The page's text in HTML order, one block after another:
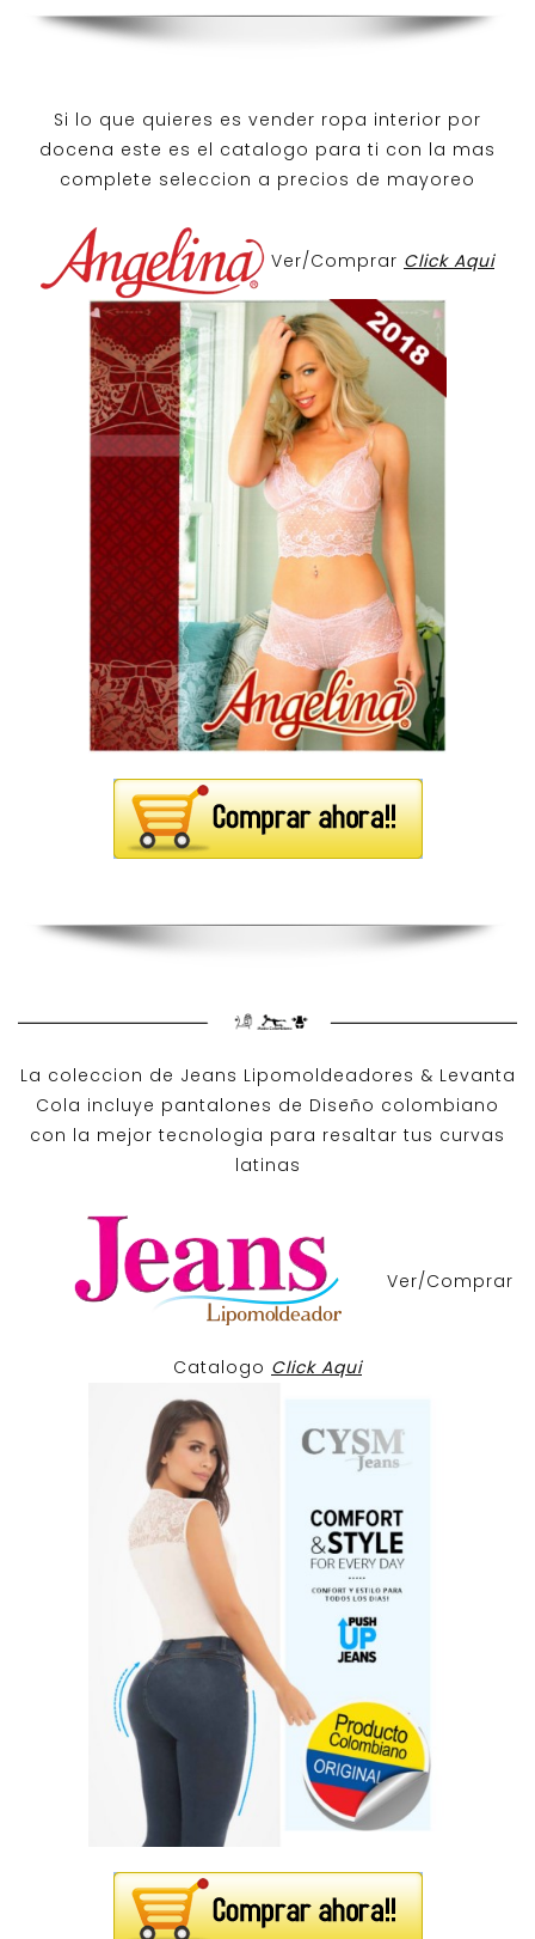
Si lo que quieres es vender ropa interior por
docena este es el catalogo para ti con la mas
complete seleccion a precios de mayoreo
Ver/Comprar Click Aqui
La coleccion de Jeans Lipomoldeadores & Levanta
Cola incluye pantalones de Diseño colombiano
con la mejor tecnologia para resaltar tus curvas
latinas
Ver/Comprar
Catalogo Click Aqui